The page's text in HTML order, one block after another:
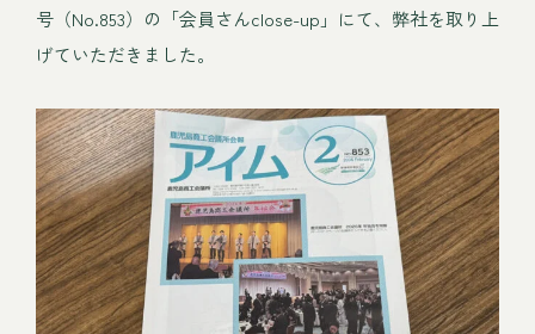
号（No.853）の「会員さんclose-up」にて、弊社を取り上
げていただきました。